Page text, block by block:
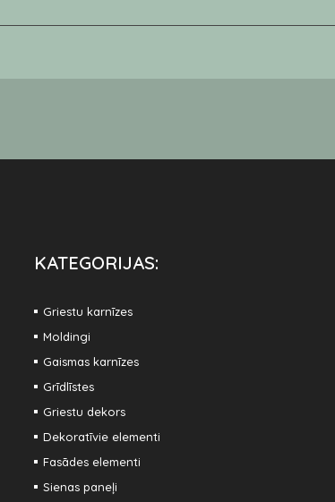
KATEGORIJAS:
Griestu karnīzes
Moldingi
Gaismas karnīzes
Grīdlīstes
Griestu dekors
Dekoratīvie elementi
Fasādes elementi
Sienas paneļi